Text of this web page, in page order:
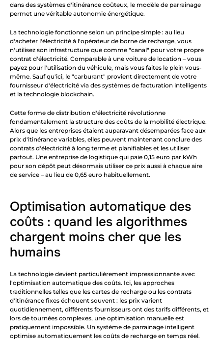
dans des systèmes d'itinérance coûteux, le modèle de parrainage
permet une véritable autonomie énergétique.
La technologie fonctionne selon un principe simple : au lieu
d'acheter l'électricité à l'opérateur de borne de recharge, vous
n'utilisez son infrastructure que comme "canal" pour votre propre
contrat d'électricité. Comparable à une voiture de location – vous
payez pour l'utilisation du véhicule, mais vous faites le plein vous-
même. Sauf qu'ici, le "carburant" provient directement de votre
fournisseur d'électricité via des systèmes de facturation intelligents
et la technologie blockchain.
Cette forme de distribution d'électricité révolutionne
fondamentalement la structure des coûts de la mobilité électrique.
Alors que les entreprises étaient auparavant désemparées face aux
prix d'itinérance variables, elles peuvent maintenant conclure des
contrats d'électricité à long terme et planifiables et les utiliser
partout. Une entreprise de logistique qui paie 0,15 euro par kWh
pour son dépôt peut désormais utiliser ce prix aussi à chaque aire
de service – au lieu de 0,65 euro habituellement.
Optimisation automatique des
coûts : quand les algorithmes
chargent moins cher que les
humains
La technologie devient particulièrement impressionnante avec
l'optimisation automatique des coûts. Ici, les approches
traditionnelles telles que les cartes de recharge ou les contrats
d'itinérance fixes échouent souvent : les prix varient
quotidiennement, différents fournisseurs ont des tarifs différents, et
lors de tournées complexes, une optimisation manuelle est
pratiquement impossible. Un système de parrainage intelligent
optimise automatiquement les coûts de recharge en temps réel.